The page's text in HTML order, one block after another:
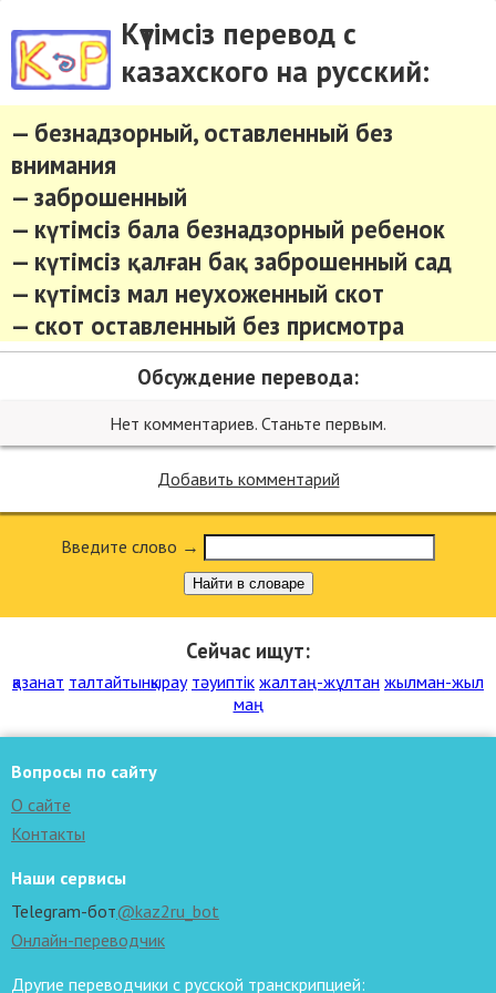
Күтімсіз перевод с
казахского на русский:
— безнадзорный, оставленный без
внимания
— заброшенный
— күтімсіз бала безнадзорный ребенок
— күтімсіз қалған бақ заброшенный сад
— күтімсіз мал неухоженный скот
— скот оставленный без присмотра
Обсуждение перевода:
Нет комментариев. Станьте первым.
Добавить комментарий
Введите слово →
Найти в словаре
Сейчас ищут:
қазанат талтайтынқырау тәуиптік жалтаң-жұлтан жылман-жыл
маң
Вопросы по сайту
О сайте
Контакты
Наши сервисы
Telegram-бот@kaz2ru_bot
Онлайн-переводчик
Другие переводчики с русской транскрипцией: